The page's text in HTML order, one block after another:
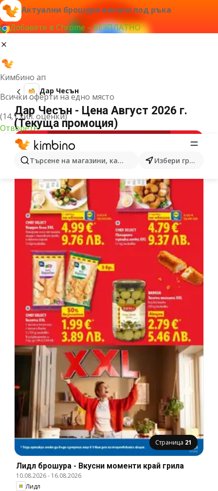
Актуални брошури винаги под ръка
Добавете в Chrome – БЕЗПЛАТНО
Кимбино ап
Всички оферти на едно място
(14,1 хил. оценки)
Отворете
Търсене на магазини, категории, продукти...Избери град
Дар Чесън
Дар Чесън - Цена Август 2026 г.
(Текуща промоция)
Страница 21
Лидл брошура - Вкусни моменти край грила
10.08.2026- 16.08.2026
Лидл